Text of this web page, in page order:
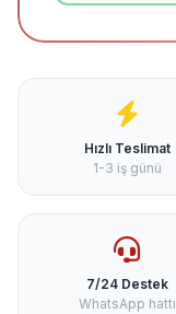
Hızlı Teslimat
1-3 iş günü
7/24 Destek
WhatsApp hattı